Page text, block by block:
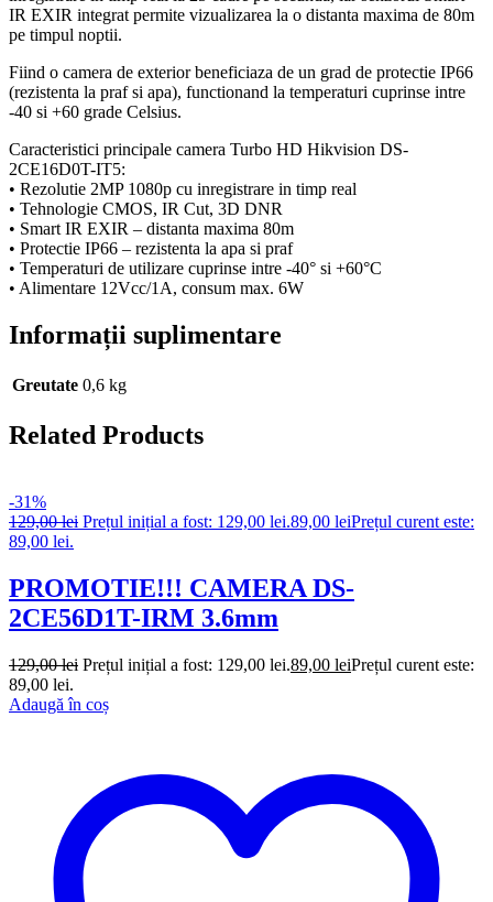
IR EXIR integrat permite vizualizarea la o distanta maxima de 80m
pe timpul noptii.
Fiind o camera de exterior beneficiaza de un grad de protectie IP66
(rezistenta la praf si apa), functionand la temperaturi cuprinse intre
-40 si +60 grade Celsius.
Caracteristici principale camera Turbo HD Hikvision DS-
2CE16D0T-IT5:
• Rezolutie 2MP 1080p cu inregistrare in timp real
• Tehnologie CMOS, IR Cut, 3D DNR
• Smart IR EXIR – distanta maxima 80m
• Protectie IP66 – rezistenta la apa si praf
• Temperaturi de utilizare cuprinse intre -40° si +60°C
• Alimentare 12Vcc/1A, consum max. 6W
Informații suplimentare
Greutate 0,6 kg
Related Products
-31%
129,00lei Prețul inițial a fost: 129,00 lei.89,00 leiPrețul curent este:
89,00 lei.
PROMOTIE!!! CAMERA DS-
2CE56D1T-IRM 3.6mm
129,00lei Prețul inițial a fost: 129,00 lei.89,00 leiPrețul curent este:
89,00 lei.
Adaugă în coș